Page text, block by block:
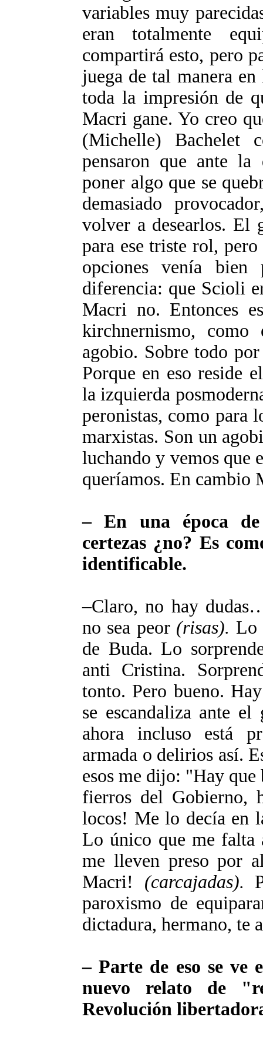
variables muy
eran totalmente
compartirá esto, pero
juega de tal manera
toda la impresión de
Macri gane. Yo creo
(Michelle) Bachelet
pensaron que ante
poner algo que se
demasiado
volver a desearlos. El
para ese triste rol,
opciones venía bien
diferencia: que Scioli
Macri no. Entonces
kirchnernismo,
agobio. Sobre todo
Porque en eso reside
la izquierda
peronistas, como para
marxistas. Son un
luchando y vemos que
queríamos. En cambio
– En una época
certezas ¿no? Es
identificable.
–Claro, no hay
no sea peor (risas). Lo
de Buda. Lo
anti Cristina.
tonto. Pero bueno.
se escandaliza ante
ahora incluso está
armada o delirios así.
esos me dijo: "Hay que
fierros del Gobierno,
locos! Me lo decía en
Lo único que me falta
me lleven preso por
Macri! (carcajadas).
paroxismo de
dictadura, hermano, te
– Parte de eso se
nuevo relato de
Revolución